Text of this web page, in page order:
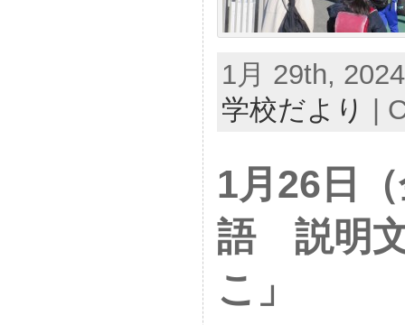
1月 29th,
学校だより
1月26日
語 説明
こ」